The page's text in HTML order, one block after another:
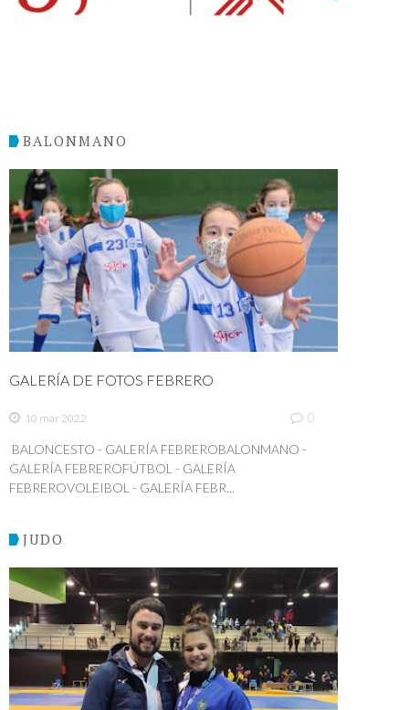
BALONMANO
GALERÍA DE FOTOS FEBRERO
10 mar 2022 0
BALONCESTO - GALERÍA FEBREROBALONMANO -
GALERÍA FEBREROFÚTBOL - GALERÍA
FEBREROVOLEIBOL - GALERÍA FEBR...
JUDO